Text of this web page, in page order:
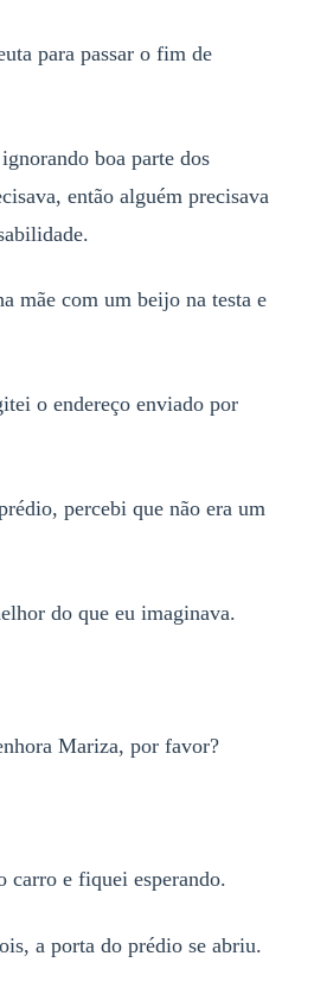
para passar o fim de
boa parte dos
então alguém precisava
mãe com um beijo na testa e
o endereço enviado por
percebi que não era um
do que eu imaginava.
Mariza, por favor?
carro e fiquei esperando.
a porta do prédio se abriu.